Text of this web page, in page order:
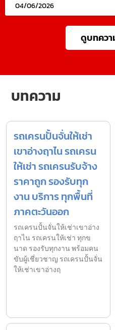
04/06/2026
ดูบทคว
บทความ
รถเครนปั้นจั่นให้เช่า
เขาอ่างฤาไน รถเครน
ให้เช่า รถเครนรับจ้าง
ราคาถูก รองรับทุก
งาน บริการ ทุกพื้นที่
ภาคตะวันออก
รถเครนปั้นจั่นให้เช่าเขาอ่าง
ฤาไน รถเครนให้เช่า ทุกข
นาด รองรับทุกงาน พร้อมคน
ขับผู้เชี่ยวชาญ รถเครนปั้นจั่น
ให้เช่าเขาอ่างฤ